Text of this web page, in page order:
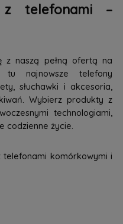
z telefonami –
z naszą pełną ofertą na
tu najnowsze telefony
słuchawki i akcesoria,
Wybierz produkty z
technologiami,
codzienne życie.
telefonami komórkowymi i